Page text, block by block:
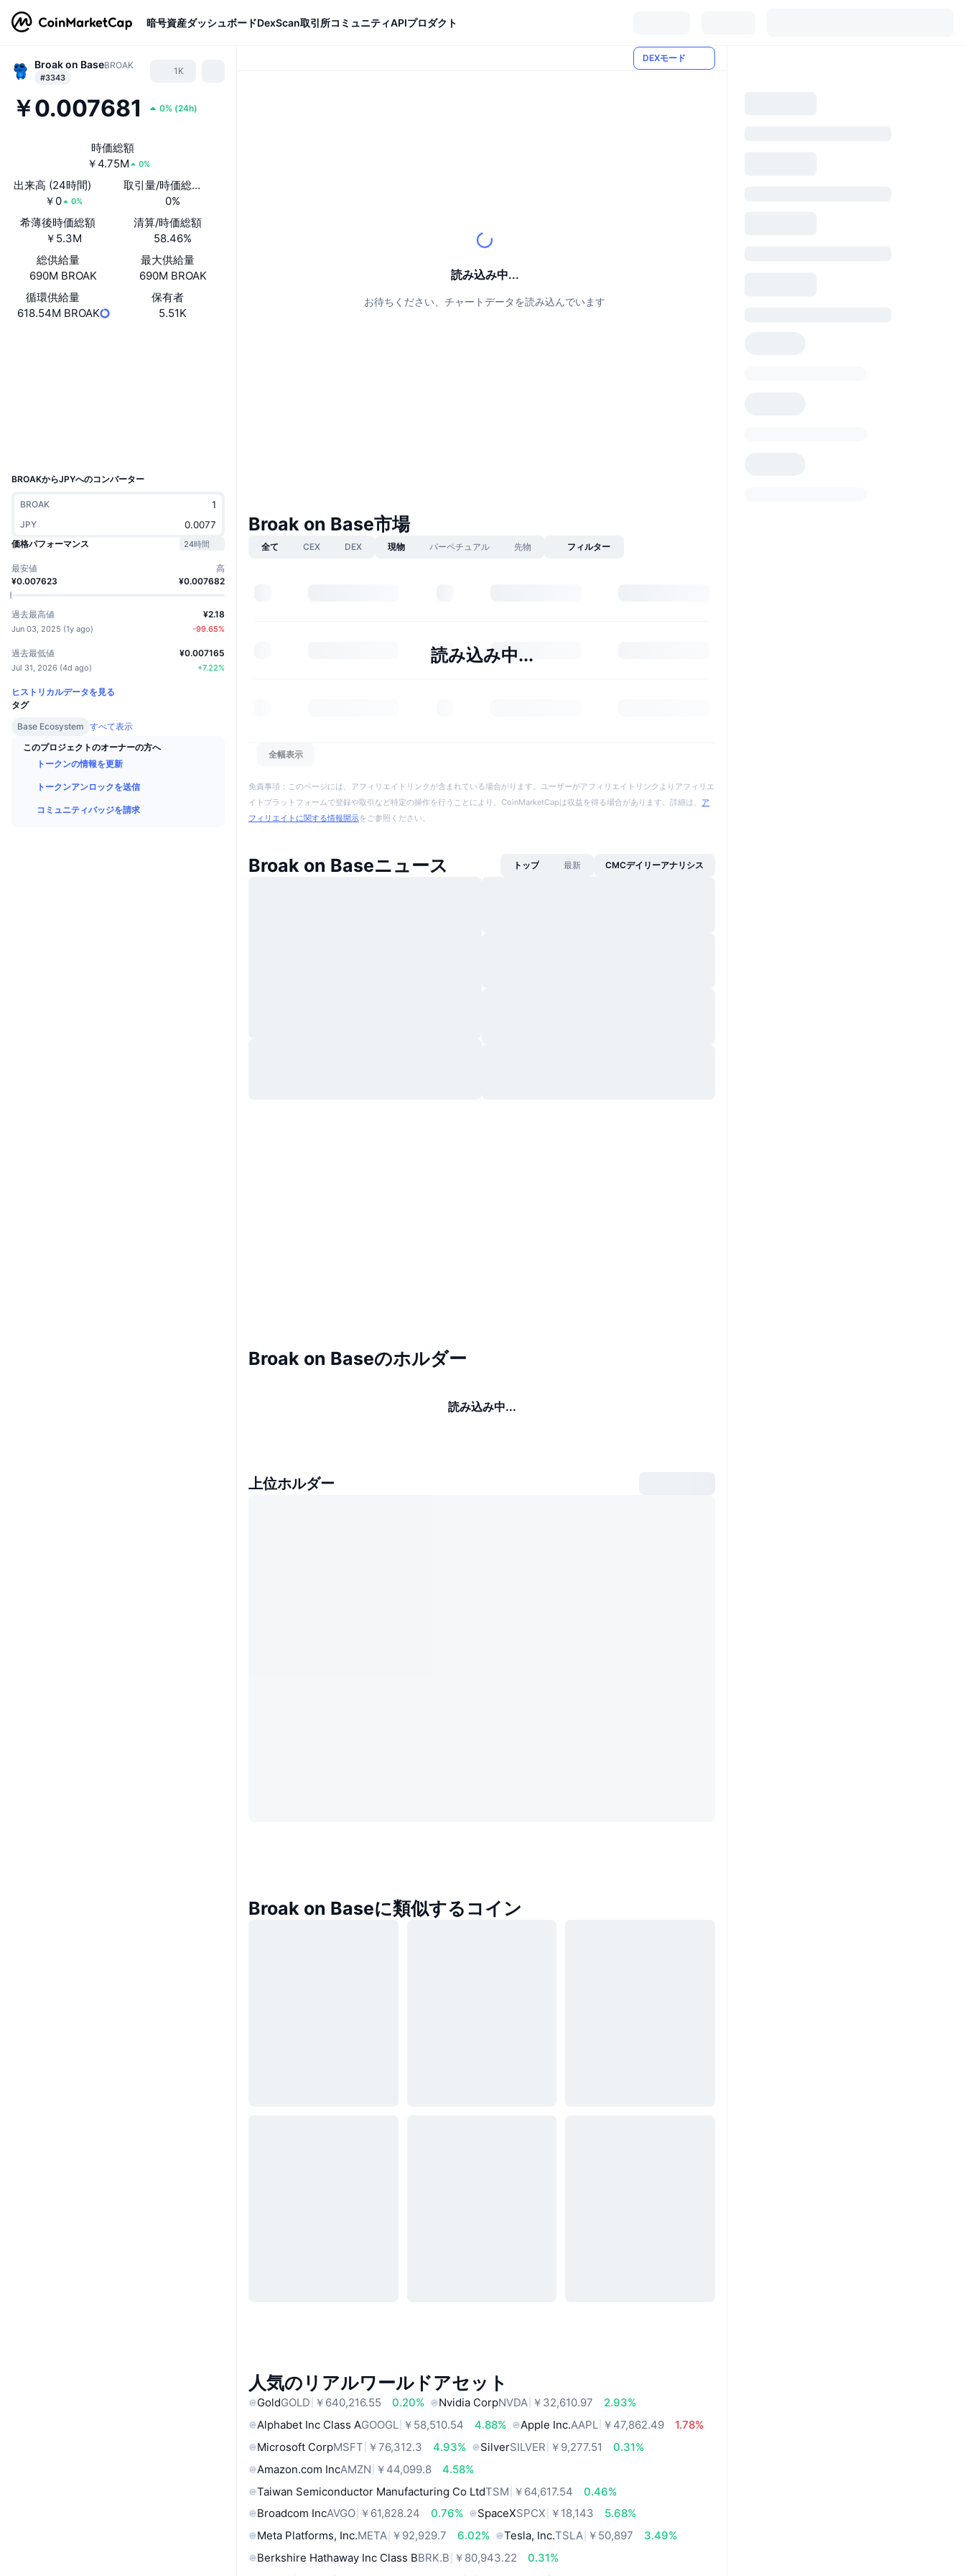
暗号資産ダッシュボードDexScan取引所コミュニティAPIプロダクト
Broak on BaseBROAK
#3343
1K
￥0.007681 0% (24h)
時価総額
￥4.75M
0%
出来高 (24時間)
￥0
0%
取引量/時価総額(24時間)
0%
希薄後時価総額
￥5.3M
清算/時価総額
58.46%
総供給量
690M BROAK
最大供給量
690M BROAK
循環供給量
618.54M BROAK
保有者
5.51K
BROAKからJPYへのコンバーター
BROAK
JPY
価格パフォーマンス
24時間
最安値
¥0.007623
高
¥0.007682
過去最高値
Jun 03, 2025 (1y ago)
¥2.18
-99.65%
過去最低値
Jul 31, 2026 (4d ago)
¥0.007165
+7.22%
ヒストリカルデータを見る
タグ
Base Ecosystem すべて表示
このプロジェクトのオーナーの方へ
トークンの情報を更新
トークンアンロックを送信
コミュニティバッジを請求
DEXモード
読み込み中...
お待ちください、チャートデータを読み込んでいます
Broak on Base市場
全て CEX DEX 現物 パーペチュアル 先物 フィルター
読み込み中...
全幅表示
免責事項：このページには、アフィリエイトリンクが含まれている場合がります。ユーザーがアフィリエイトリンクよりアフィリエ
イトプラットフォームで登録や取引など特定の操作を行うことにより、CoinMarketCapは収益を得る場合があります。詳細は、 ア
フィリエイトに関する情報開示をご参照ください。
Broak on Baseニュース トップ 最新 CMCデイリーアナリシス
Broak on Baseのホルダー
読み込み中...
上位ホルダー
Broak on Baseに類似するコイン
人気のリアルワールドアセット
GoldGOLD ￥640,216.55 0.20% Nvidia CorpNVDA ￥32,610.97
2.93%
Alphabet Inc Class AGOOGL ￥58,510.54 4.88% Apple Inc.AAPL ￥47,862.49
1.78%
Microsoft CorpMSFT ￥76,312.3 4.93% SilverSILVER ￥9,277.51
0.31%
Amazon.com IncAMZN ￥44,099.8
4.58%
Taiwan Semiconductor Manufacturing Co LtdTSM ￥64,617.54
0.46%
Broadcom IncAVGO ￥61,828.24 0.76% SpaceXSPCX ￥18,143
5.68%
Meta Platforms, Inc.META ￥92,929.7 6.02% Tesla, Inc.TSLA ￥50,897
3.49%
Berkshire Hathaway Inc Class BBRK.B ￥80,943.22
0.31%